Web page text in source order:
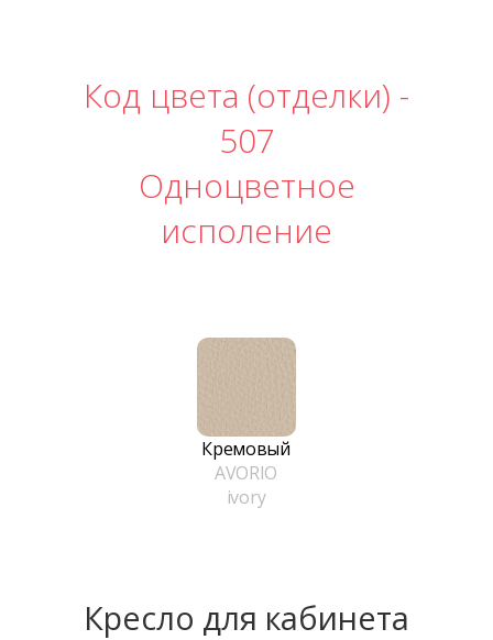
Код цвета (отделки) -
507
Одноцветное
исполение
Кремовый
AVORIO
ivory
Кресло для кабинета